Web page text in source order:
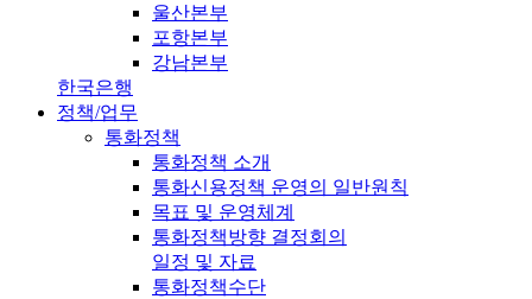
울산본부
포항본부
강남본부
한국은행
정책/업무
통화정책
통화정책 소개
통화신용정책 운영의 일반원칙
목표 및 운영체계
통화정책방향 결정회의
일정 및 자료
통화정책수단